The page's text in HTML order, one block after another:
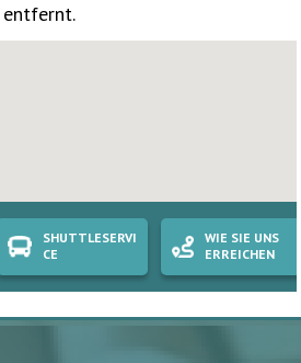
entfernt.
SHUTTLESERVI
CE
WIE SIE UNS
ERREICHEN